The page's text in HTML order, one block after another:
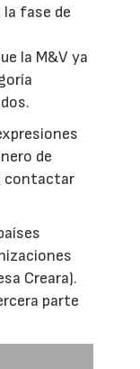
fase de
la M&V ya
de
contactar
Creara).
parte